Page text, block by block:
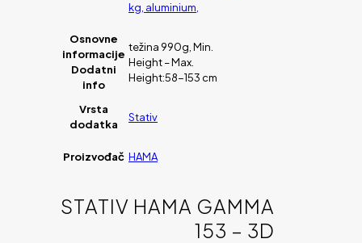
kg, aluminium,
Osnovne
informacije
Dodatni
info
težina 990g, Min.
Height – Max.
Height:58-153 cm
Vrsta
dodatka
Stativ
Proizvođač HAMA
STATIV HAMA GAMMA
153 – 3D